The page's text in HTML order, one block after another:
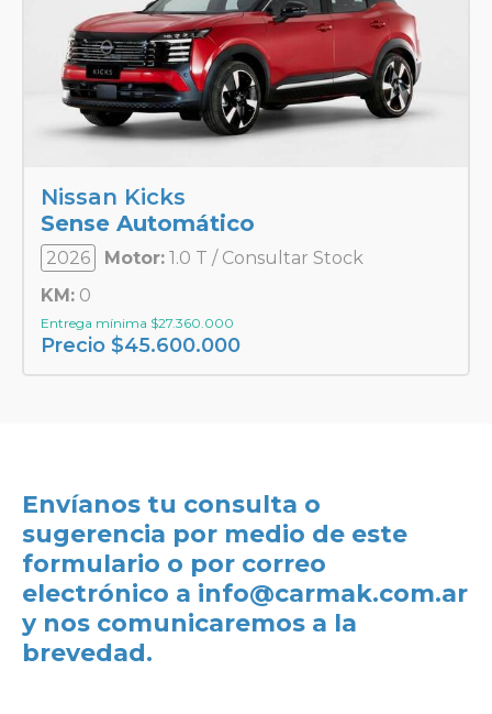
Nissan Kicks
Sense Automático
2026 Motor: 1.0 T / Consultar Stock
KM: 0
Entrega mínima $27.360.000
Precio $45.600.000
Envíanos tu consulta o
sugerencia por medio de este
formulario o por correo
electrónico a info@carmak.com.ar
y nos comunicaremos a la
brevedad.